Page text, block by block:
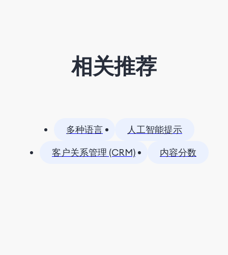
相关推荐
多种语言
人工智能提示
客户关系管理 (CRM)
内容分数